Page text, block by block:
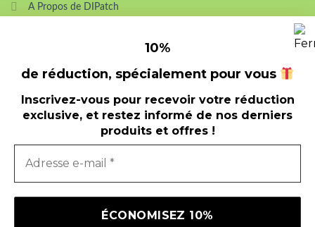
10%
de réduction, spécialement pour vous
Inscrivez-vous pour recevoir votre réduction
exclusive, et restez informé de nos derniers
produits et offres !
A Propos de DIPatch
© 2026Auxilium-web